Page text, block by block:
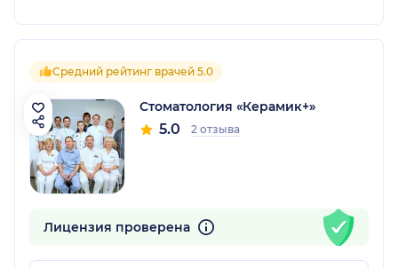
Средний рейтинг врачей 5.0
Стоматология «Керамик+»
5.0 2 отзыва
Лицензия проверена